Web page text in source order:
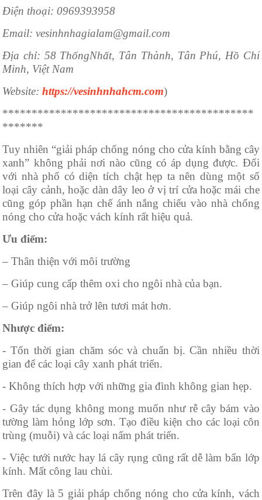
Điện thoại: 0969393958
Email: vesinhnhagialam@gmail.com
Địa chỉ: 58 ThốngNhất, Tân Thành, Tân Phú, Hồ Chí
Minh, Việt Nam
Website:https://vesinhnhahcm.com)
*******************************************
*******
Tuy nhiên “giải pháp chống nóng cho cửa kính bằng cây
xanh” không phải nơi nào cũng có áp dụng được. Đối
với nhà phố có diện tích chật hẹp ta nên dùng một số
loại cây cảnh, hoặc dàn dây leo ở vị trí cửa hoặc mái che
cũng góp phần hạn chế ánh nắng chiếu vào nhà chống
nóng cho cửa hoặc vách kính rất hiệu quả.
Ưu điểm:
– Thân thiện với môi trường
– Giúp cung cấp thêm oxi cho ngôi nhà của bạn.
– Giúp ngôi nhà trở lên tươi mát hơn.
Nhược điểm:
- Tốn thời gian chăm sóc và chuẩn bị. Cần nhiều thời
gian để các loại cây xanh phát triển.
- Không thích hợp với những gia đình không gian hẹp.
- Gây tác dụng không mong muốn như rễ cây bám vào
tường làm hỏng lớp sơn. Tạo điều kiện cho các loại côn
trùng (muỗi) và các loại nấm phát triển.
- Việc tưới nước hay lá cây rụng cũng rất dễ làm bẩn lớp
kính. Mất công lau chùi.
Trên đây là 5 giải pháp chống nóng cho cửa kính, vách